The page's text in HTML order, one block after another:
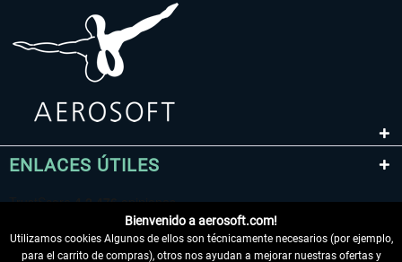
ENLACES ÚTILES
Bienvenido a aerosoft.com!
Utilizamos cookies Algunos de ellos son técnicamente necesarios (por ejemplo,
para el carrito de compras), otros nos ayudan a mejorar nuestras ofertas y